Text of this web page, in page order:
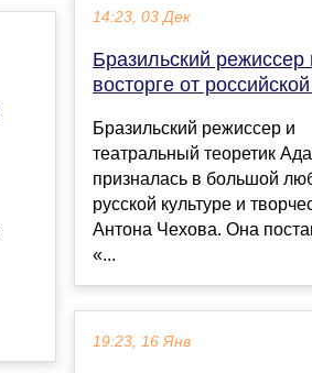
14:23, 03 Дек
Бразильский режиссер
восторге от
Бразильский режиссер и
театральный теоретик
призналась в большой
русской культуре и
Антона Чехова. Она
«...
19:23, 16 Янв